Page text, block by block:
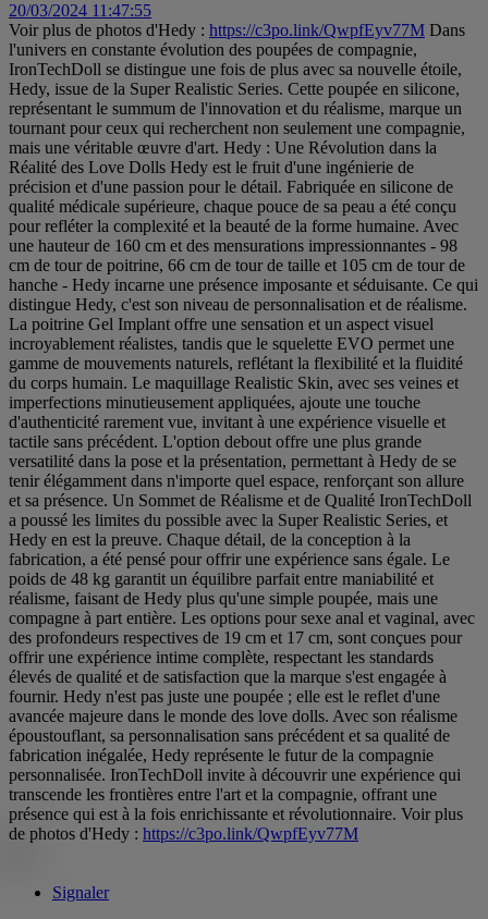
20/03/2024 11:47:55
Voir plus de photos d'Hedy : https://c3po.link/QwpfEyv77M Dans
l'univers en constante évolution des poupées de compagnie,
IronTechDoll se distingue une fois de plus avec sa nouvelle étoile,
Hedy, issue de la Super Realistic Series. Cette poupée en silicone,
représentant le summum de l'innovation et du réalisme, marque un
tournant pour ceux qui recherchent non seulement une compagnie,
mais une véritable œuvre d'art. Hedy : Une Révolution dans la
Réalité des Love Dolls Hedy est le fruit d'une ingénierie de
précision et d'une passion pour le détail. Fabriquée en silicone de
qualité médicale supérieure, chaque pouce de sa peau a été conçu
pour refléter la complexité et la beauté de la forme humaine. Avec
une hauteur de 160 cm et des mensurations impressionnantes - 98
cm de tour de poitrine, 66 cm de tour de taille et 105 cm de tour de
hanche - Hedy incarne une présence imposante et séduisante. Ce qui
distingue Hedy, c'est son niveau de personnalisation et de réalisme.
La poitrine Gel Implant offre une sensation et un aspect visuel
incroyablement réalistes, tandis que le squelette EVO permet une
gamme de mouvements naturels, reflétant la flexibilité et la fluidité
du corps humain. Le maquillage Realistic Skin, avec ses veines et
imperfections minutieusement appliquées, ajoute une touche
d'authenticité rarement vue, invitant à une expérience visuelle et
tactile sans précédent. L'option debout offre une plus grande
versatilité dans la pose et la présentation, permettant à Hedy de se
tenir élégamment dans n'importe quel espace, renforçant son allure
et sa présence. Un Sommet de Réalisme et de Qualité IronTechDoll
a poussé les limites du possible avec la Super Realistic Series, et
Hedy en est la preuve. Chaque détail, de la conception à la
fabrication, a été pensé pour offrir une expérience sans égale. Le
poids de 48 kg garantit un équilibre parfait entre maniabilité et
réalisme, faisant de Hedy plus qu'une simple poupée, mais une
compagne à part entière. Les options pour sexe anal et vaginal, avec
des profondeurs respectives de 19 cm et 17 cm, sont conçues pour
offrir une expérience intime complète, respectant les standards
élevés de qualité et de satisfaction que la marque s'est engagée à
fournir. Hedy n'est pas juste une poupée ; elle est le reflet d'une
avancée majeure dans le monde des love dolls. Avec son réalisme
époustouflant, sa personnalisation sans précédent et sa qualité de
fabrication inégalée, Hedy représente le futur de la compagnie
personnalisée. IronTechDoll invite à découvrir une expérience qui
transcende les frontières entre l'art et la compagnie, offrant une
présence qui est à la fois enrichissante et révolutionnaire. Voir plus
de photos d'Hedy : https://c3po.link/QwpfEyv77M
Signaler